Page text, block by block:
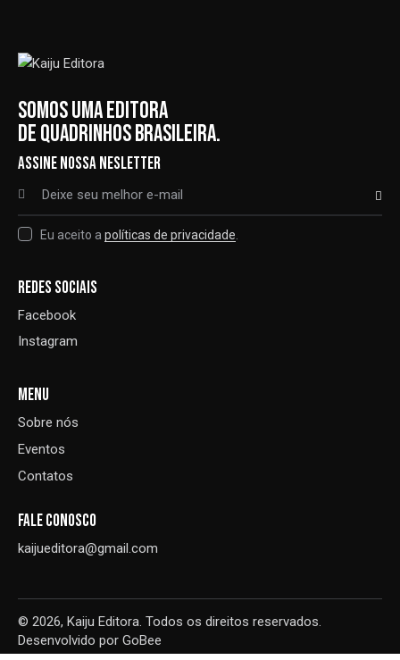
SOMOS UMA EDITORA
DE QUADRINHOS BRASILEIRA.
ASSINE NOSSA NESLETTER
ASSINAR
Eu aceito a políticas de privacidade
REDES SOCIAIS
Facebook
Instagram
MENU
Sobre nós
Eventos
Contatos
FALE CONOSCO
kaijueditora@gmail.com
© 2026, Kaiju Editora. Todos os direitos reservados.
Desenvolvido por GoBee